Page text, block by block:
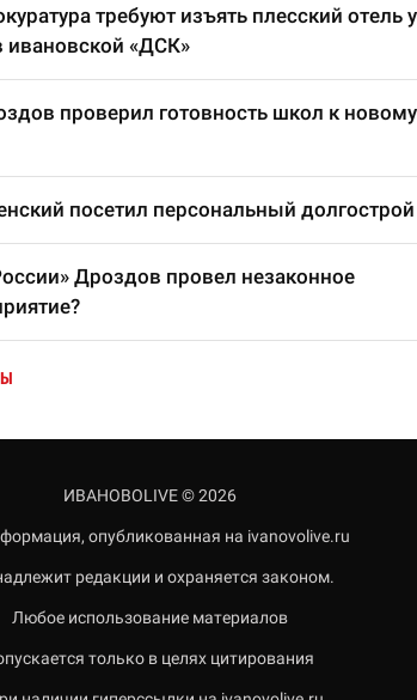
требуют изъять плесский отель у
«ДСК»
проверил готовность школ к новому
посетил персональный долгострой
Дроздов провел незаконное
ИВАНОВОLIVE © 2026
опубликованная на ivanovolive.ru
редакции и охраняется законом.
Любое использование материалов
только в целях цитирования